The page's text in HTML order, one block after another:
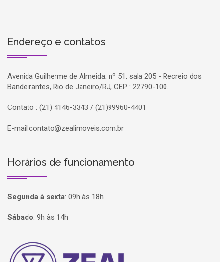
Endereço e contatos
Avenida Guilherme de Almeida, nº 51, sala 205 - Recreio dos
Bandeirantes, Rio de Janeiro/RJ, CEP : 22790-100.
Contato : (21) 4146-3343 / (21)99960-4401
E-mail:contato@zealimoveis.com.br
Horários de funcionamento
Segunda à sexta: 09h às 18h
Sábado: 9h às 14h
Página inicial